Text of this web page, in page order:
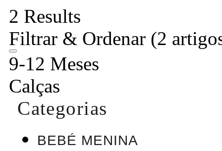
2 Results
Filtrar & Ordenar (2
9-12 Meses
Calças
Categorias
BEBÉ MENINA